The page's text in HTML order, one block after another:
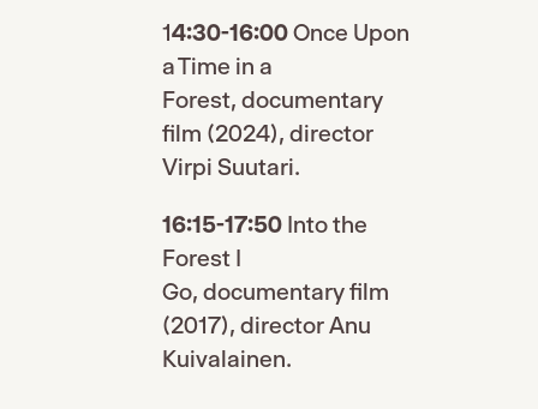
14:30-16:00Once Upon
a Time in a
Forest, documentary
film (2024), director
Virpi Suutari.
16:15-17:50 Into the
Forest I
Go, documentary film
(2017), director Anu
Kuivalainen.